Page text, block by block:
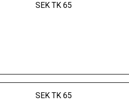
SEK TK 65
SEK TK 65